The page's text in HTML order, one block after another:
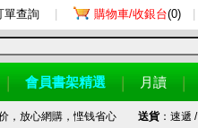
單查詢 購物車/收銀台(0)
會員書架精選 月讀
，放心網購，悭钱省心 送貨：速遞